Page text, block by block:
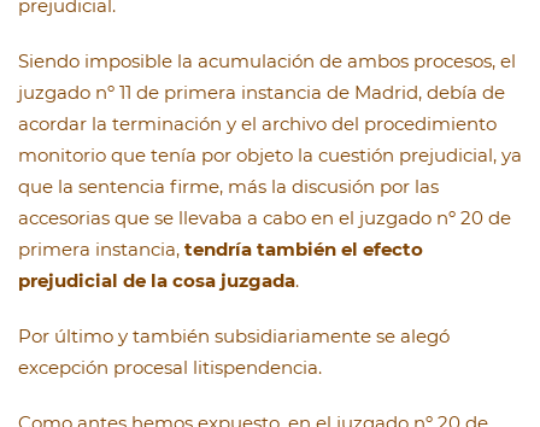
prejudicial.
Siendo imposible la acumulación de ambos procesos, el
juzgado nº 11 de primera instancia de Madrid, debía de
acordar la terminación y el archivo del procedimiento
monitorio que tenía por objeto la cuestión prejudicial, ya
que la sentencia firme, más la discusión por las
accesorias que se llevaba a cabo en el juzgado nº 20 de
primera instancia, tendría también el efecto
prejudicial de la cosa juzgada.
Por último y también subsidiariamente se alegó
excepción procesal litispendencia.
Como antes hemos expuesto, en el juzgado nº 20 de